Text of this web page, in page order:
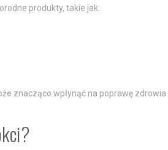
produkty, takie jak:
znacząco wpłynąć na poprawę zdrowia